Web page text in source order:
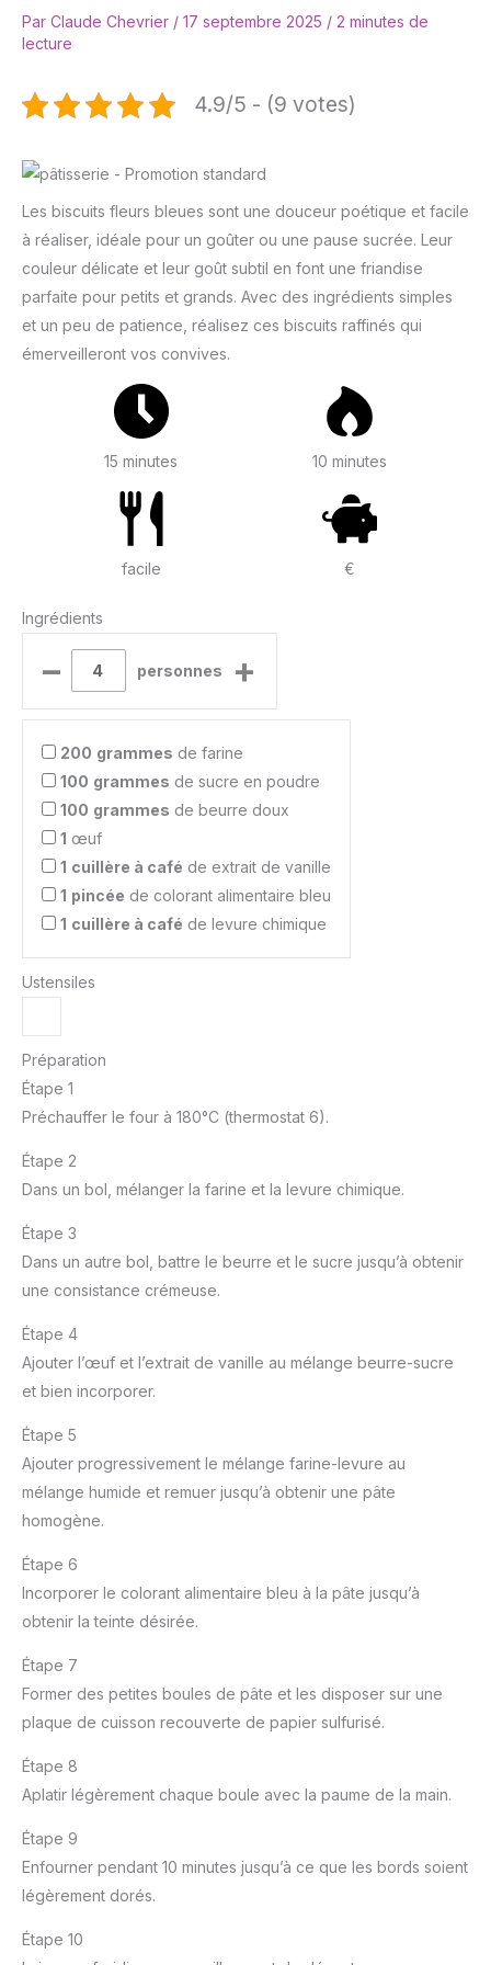
Par Claude Chevrier / 17 septembre 2025 / 2 minutes de
lecture
4.9/5 - (9 votes)
Les biscuits fleurs bleues sont une douceur poétique et facile
à réaliser, idéale pour un goûter ou une pause sucrée. Leur
couleur délicate et leur goût subtil en font une friandise
parfaite pour petits et grands. Avec des ingrédients simples
et un peu de patience, réalisez ces biscuits raffinés qui
émerveilleront vos convives.
15 minutes 10 minutes
facile €
Ingrédients
– personnes +
200 grammes de farine
100 grammes de sucre en poudre
100 grammes de beurre doux
1 œuf
1 cuillère à café de extrait de vanille
1 pincée de colorant alimentaire bleu
1 cuillère à café de levure chimique
Ustensiles
Préparation
Étape 1
Préchauffer le four à 180°C (thermostat 6).
Étape 2
Dans un bol, mélanger la farine et la levure chimique.
Étape 3
Dans un autre bol, battre le beurre et le sucre jusqu’à obtenir
une consistance crémeuse.
Étape 4
Ajouter l’œuf et l’extrait de vanille au mélange beurre-sucre
et bien incorporer.
Étape 5
Ajouter progressivement le mélange farine-levure au
mélange humide et remuer jusqu’à obtenir une pâte
homogène.
Étape 6
Incorporer le colorant alimentaire bleu à la pâte jusqu’à
obtenir la teinte désirée.
Étape 7
Former des petites boules de pâte et les disposer sur une
plaque de cuisson recouverte de papier sulfurisé.
Étape 8
Aplatir légèrement chaque boule avec la paume de la main.
Étape 9
Enfourner pendant 10 minutes jusqu’à ce que les bords soient
légèrement dorés.
Étape 10